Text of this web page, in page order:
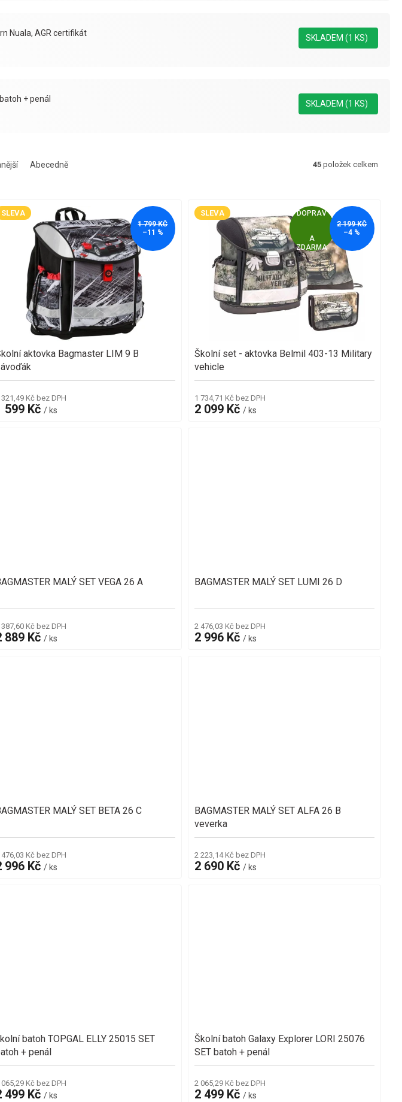
Nuala, AGR certifikát SKLADEM (1 KS)
+ penál SKLADEM (1 KS)
Abecedně 45 položek celkem
SLEVA
1 799 KČ
–11 %
aktovka Bagmaster LIM 9 B
321,49 Kč bez DPH
599 Kč / ks
SLEVA
Z
D
A
R
M
A
ZDARMA
2 199 KČ
–4 %
Školní set - aktovka Belmil 403-13 Military
vehicle
1 734,71 Kč bez DPH
2 099 Kč / ks
MALÝ SET VEGA 26 A
Kč bez DPH
889 Kč / ks
BAGMASTER MALÝ SET LUMI 26 D
2 476,03 Kč bez DPH
2 996 Kč / ks
MALÝ SET BETA 26 C
Kč bez DPH
996 Kč / ks
BAGMASTER MALÝ SET ALFA 26 B
veverka
2 223,14 Kč bez DPH
2 690 Kč / ks
batoh TOPGAL ELLY 25015 SET
+ penál
Kč bez DPH
499 Kč / ks
Školní batoh Galaxy Explorer LORI 25076
SET batoh + penál
2 065,29 Kč bez DPH
2 499 Kč / ks